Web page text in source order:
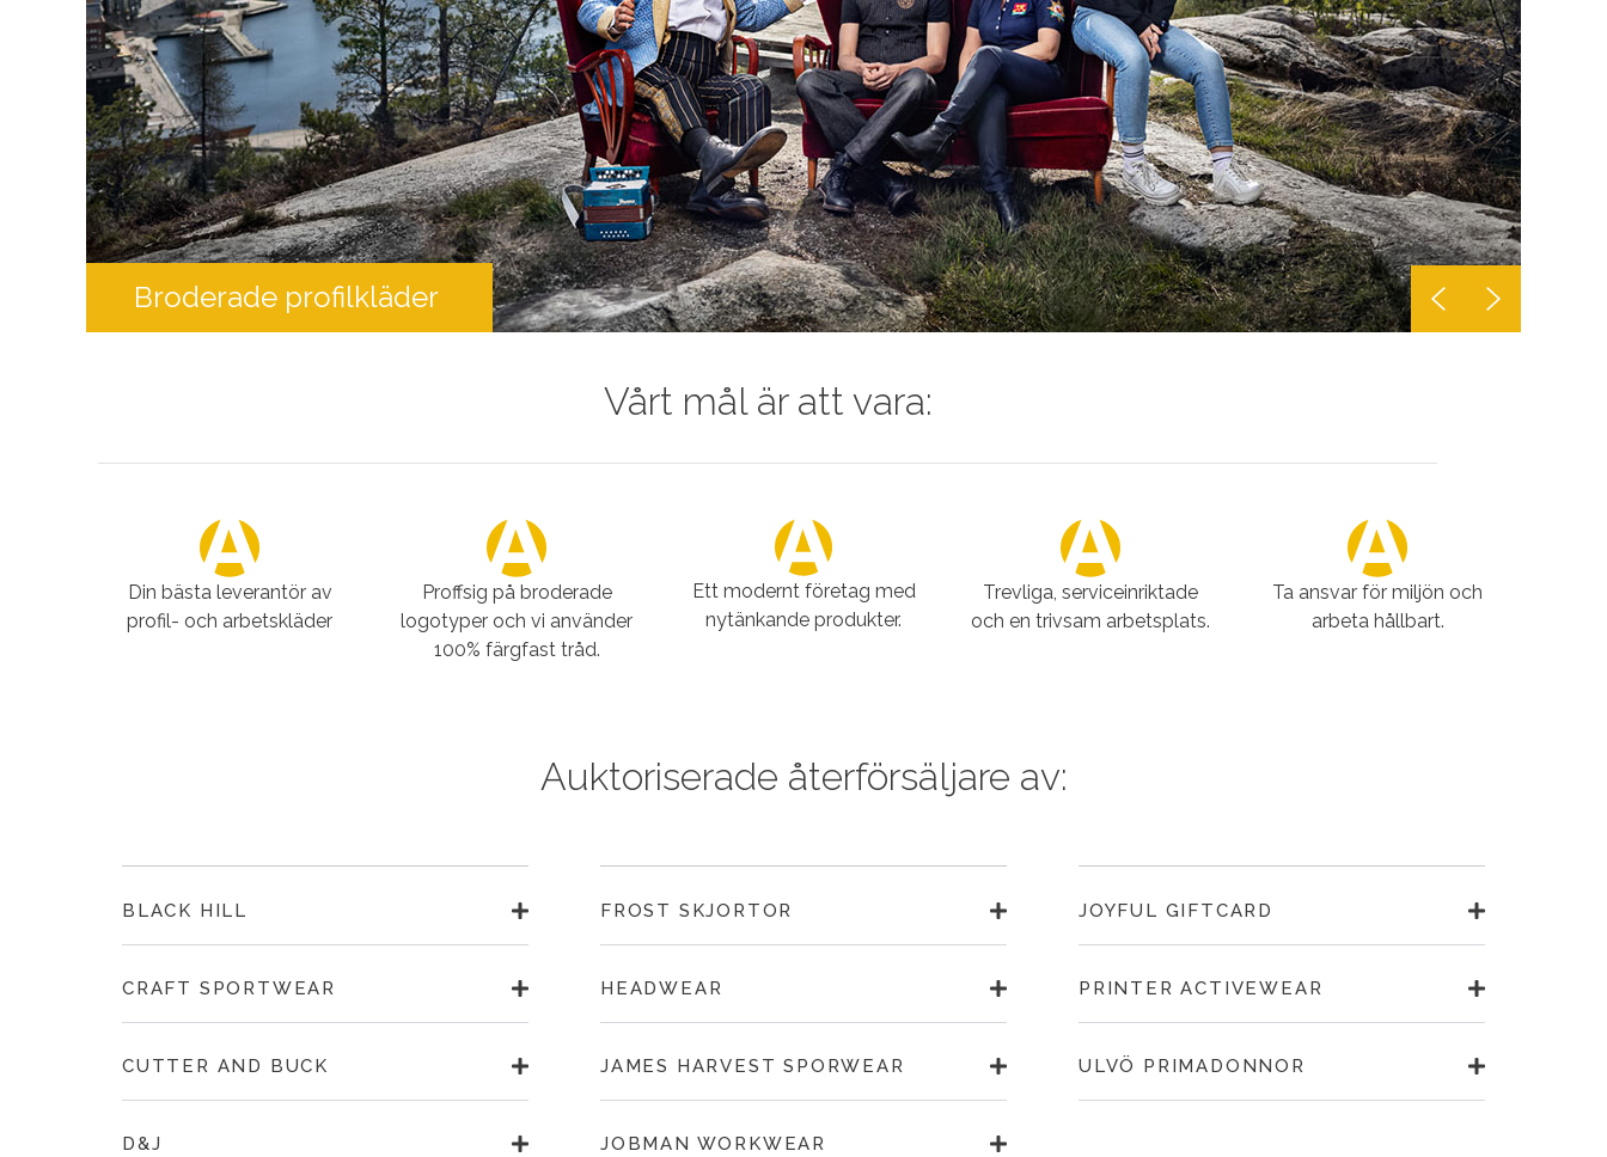
Broderade profilkläder
Vårt mål är att vara:
Din bästa leverantör av
profil- och arbetskläder
Proffsig på broderade
logotyper och vi använder
100% färgfast tråd.
Ett modernt företag med
nytänkande produkter.
Trevliga, serviceinriktade
och en trivsam arbetsplats.
Ta ansvar för miljön och
arbeta hållbart.
Auktoriserade återförsäljare av:
BLACK HILL
CRAFT SPORTWEAR
CUTTER AND BUCK
D&J
FROST SKJORTOR
HEADWEAR
JAMES HARVEST SPORWEAR
JOBMAN WORKWEAR
JOYFUL GIFTCARD
PRINTER ACTIVEWEAR
ULVÖ PRIMADONNOR